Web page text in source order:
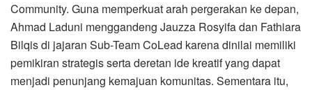
Community. Guna memperkuat arah pergerakan ke depan,
Ahmad Laduni menggandeng Jauzza Rosyifa dan Fathiara
Bilqis di jajaran Sub-Team CoLead karena dinilai memiliki
pemikiran strategis serta deretan ide kreatif yang dapat
menjadi penunjang kemajuan komunitas. Sementara itu,